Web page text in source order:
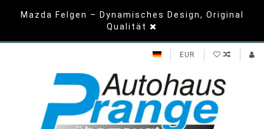
Mazda Felgen – Dynamisches Design, Original
Qualität
EUR